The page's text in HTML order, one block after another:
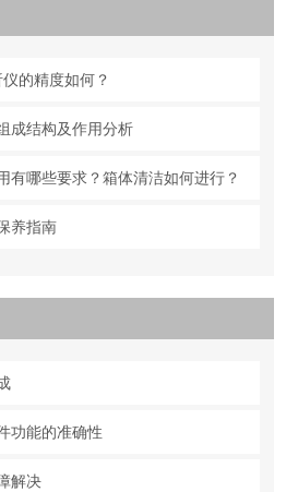
的精度如何？
成结构及作用分析
有哪些要求？箱体清洁如何进行？
养指南
功能的准确性
解决